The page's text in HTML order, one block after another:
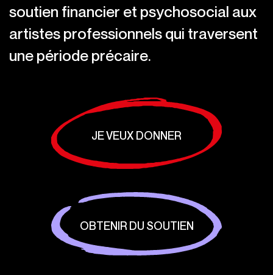
soutien financier et psychosocial aux
artistes professionnels qui traversent
une période précaire.
JE VEUX DONNER
OBTENIR DU SOUTIEN